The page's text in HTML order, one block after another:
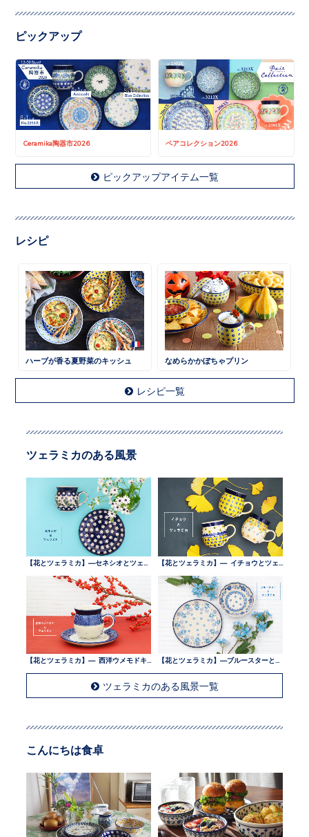
ピックアップ
Ceramika陶器市2026 ペアコレクション2026
ピックアップアイテム一覧
レシピ
ハーブが香る夏野菜のキッシュ なめらかかぼちゃプリン
レシピ一覧
ツェラミカのある風景
ツェラミカのある風景一覧
こんにちは食卓